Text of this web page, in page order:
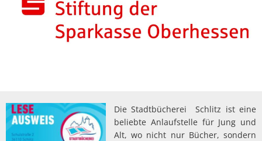
Die Stadtbücherei Schlitz ist eine
beliebte Anlaufstelle für Jung und
Alt, wo nicht nur Bücher, sondern